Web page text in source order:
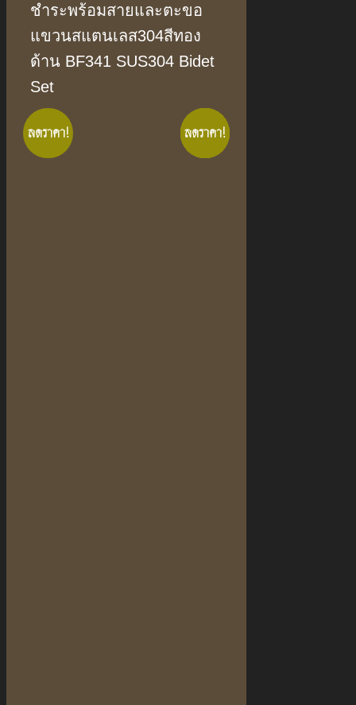
ชำระพร้อมสายและตะขอ
แขวนสแตนเลส304สีทอง
ด้าน BF341 SUS304 Bidet
Set
ลดราคา! ลดราคา!
ลดราคา!
ลดราคา!
ลดราคา!